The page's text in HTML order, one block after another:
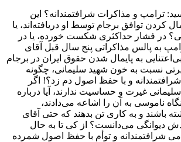
ببینیم که طرف غربی چگونه تمامی
کرده و به حمایت از تروریسم درغلتیده
نمی‌توان به چیزی جز «بی‌پرنسیپی سیاسی»
اجازه دادن غربی‌ها به برگزاری نشست این
از اینکه غربی‌ها هیچ‌گاه به‌صورت جدی و
‌بشری و آزادی دفاع نمی‌کنند؛ سهل است
بدترین گروه‌های متهم به نقض این اصول
که سیاست قطعی نظام درباره موضوع مذاکره
پس از عهدشکنی برجامی غرب، بهمن ماه ۱۳۹۹ از سوی رهبر
تاکید قرار گرفته است: «آمریکایی‌ها و
شرط‌گذاری ندارند زیرا تعهدات برجامی خود